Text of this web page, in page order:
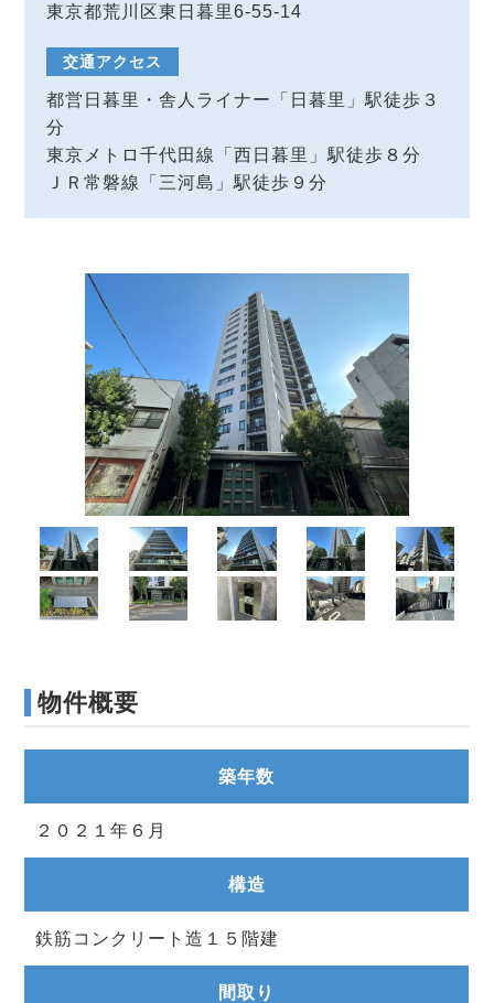
東京都荒川区東日暮里6-55-14
交通アクセス
都営日暮里・舎人ライナー「日暮里」駅徒歩３
分
東京メトロ千代田線「西日暮里」駅徒歩８分
ＪＲ常磐線「三河島」駅徒歩９分
物件概要
築年数
２０２１年６月
構造
鉄筋コンクリート造１５階建
間取り